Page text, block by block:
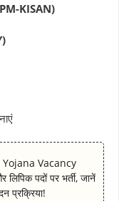
(PM-KISAN)
Vacancy
पदों पर भर्ती, जानें
प्रक्रिया!